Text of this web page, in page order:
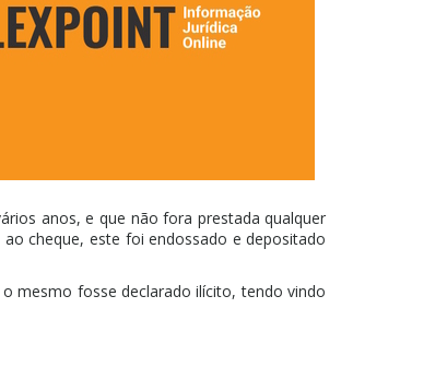
anos, e que não fora prestada qualquer
cheque, este foi endossado e depositado
mesmo fosse declarado ilícito, tendo vindo